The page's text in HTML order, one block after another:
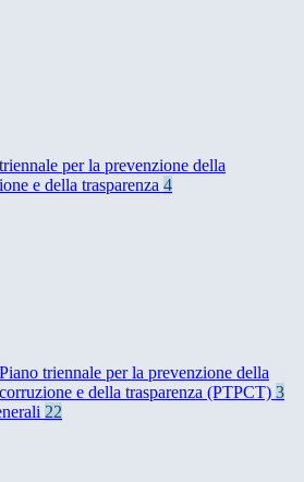
per la prevenzione della
e della trasparenza 4
Piano triennale per la prevenzione della
corruzione e della trasparenza (PTPCT) 3
22